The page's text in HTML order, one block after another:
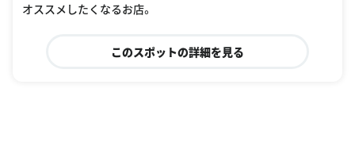
オススメしたくなるお店。
このスポットの詳細を見る